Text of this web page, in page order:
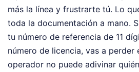
más la línea y frustrarte tú. Lo
toda la documentación a mano.
tu número de referencia de 11
número de licencia, vas a perder
operador no puede adivinar